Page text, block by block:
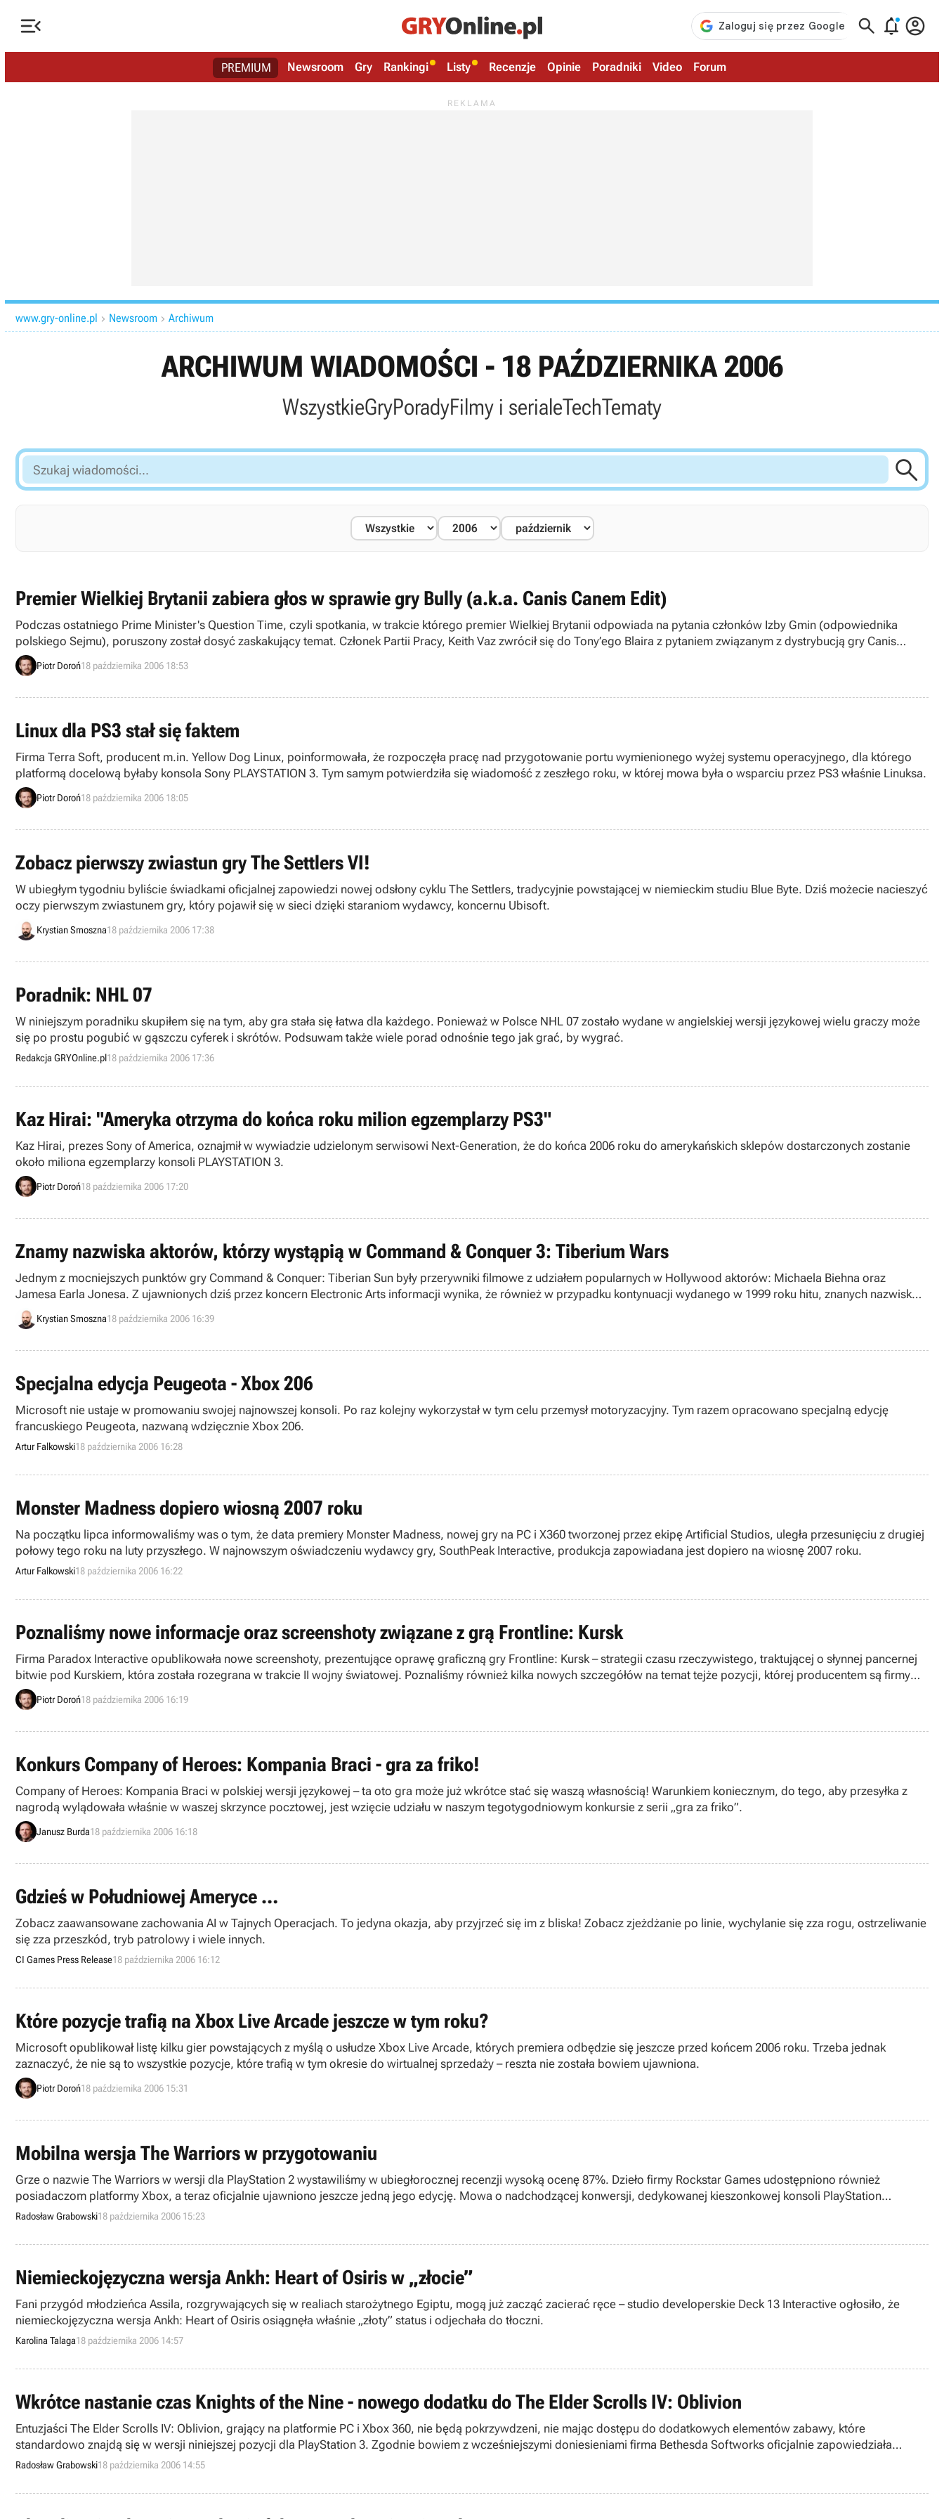
   
PREMIUM Newsroom Gry Rankingi Listy Recenzje Opinie Poradniki Video Forum
www.gry-online.pl  Newsroom  Archiwum
ARCHIWUM WIADOMOŚCI - 18 PAŹDZIERNIKA 2006
WszystkieGryPoradyFilmy i serialeTechTematy
Szukaj
wiadomości...

Premier Wielkiej Brytanii zabiera głos w sprawie gry Bully (a.k.a. Canis Canem Edit)
Podczas ostatniego Prime Minister's Question Time, czyli spotkania, w trakcie którego premier Wielkiej Brytanii odpowiada na pytania członków Izby Gmin (odpowiednika
polskiego Sejmu), poruszony został dosyć zaskakujący temat. Członek Partii Pracy, Keith Vaz zwrócił się do Tony’ego Blaira z pytaniem związanym z dystrybucją gry Canis
Canem Edit, znanej również pod tytułem Bully.
Piotr Doroń18 października 2006 18:53
Linux dla PS3 stał się faktem
Firma Terra Soft, producent m.in. Yellow Dog Linux, poinformowała, że rozpoczęła pracę nad przygotowanie portu wymienionego wyżej systemu operacyjnego, dla którego
platformą docelową byłaby konsola Sony PLAYSTATION 3. Tym samym potwierdziła się wiadomość z zeszłego roku, w której mowa była o wsparciu przez PS3 właśnie Linuksa.
Piotr Doroń18 października 2006 18:05
Zobacz pierwszy zwiastun gry The Settlers VI!
W ubiegłym tygodniu byliście świadkami oficjalnej zapowiedzi nowej odsłony cyklu The Settlers, tradycyjnie powstającej w niemieckim studiu Blue Byte. Dziś możecie nacieszyć
oczy pierwszym zwiastunem gry, który pojawił się w sieci dzięki staraniom wydawcy, koncernu Ubisoft.
Krystian Smoszna18 października 2006 17:38
Poradnik: NHL 07
W niniejszym poradniku skupiłem się na tym, aby gra stała się łatwa dla każdego. Ponieważ w Polsce NHL 07 zostało wydane w angielskiej wersji językowej wielu graczy może
się po prostu pogubić w gąszczu cyferek i skrótów. Podsuwam także wiele porad odnośnie tego jak grać, by wygrać.
Redakcja GRYOnline.pl18 października 2006 17:36
Kaz Hirai: "Ameryka otrzyma do końca roku milion egzemplarzy PS3"
Kaz Hirai, prezes Sony of America, oznajmił w wywiadzie udzielonym serwisowi Next-Generation, że do końca 2006 roku do amerykańskich sklepów dostarczonych zostanie
około miliona egzemplarzy konsoli PLAYSTATION 3.
Piotr Doroń18 października 2006 17:20
Znamy nazwiska aktorów, którzy wystąpią w Command & Conquer 3: Tiberium Wars
Jednym z mocniejszych punktów gry Command & Conquer: Tiberian Sun były przerywniki filmowe z udziałem popularnych w Hollywood aktorów: Michaela Biehna oraz
Jamesa Earla Jonesa. Z ujawnionych dziś przez koncern Electronic Arts informacji wynika, że również w przypadku kontynuacji wydanego w 1999 roku hitu, znanych nazwisk
nie zabraknie.
Krystian Smoszna18 października 2006 16:39
Specjalna edycja Peugeota - Xbox 206
Microsoft nie ustaje w promowaniu swojej najnowszej konsoli. Po raz kolejny wykorzystał w tym celu przemysł motoryzacyjny. Tym razem opracowano specjalną edycję
francuskiego Peugeota, nazwaną wdzięcznie Xbox 206.
Artur Falkowski18 października 2006 16:28
Monster Madness dopiero wiosną 2007 roku
Na początku lipca informowaliśmy was o tym, że data premiery Monster Madness, nowej gry na PC i X360 tworzonej przez ekipę Artificial Studios, uległa przesunięciu z drugiej
połowy tego roku na luty przyszłego. W najnowszym oświadczeniu wydawcy gry, SouthPeak Interactive, produkcja zapowiadana jest dopiero na wiosnę 2007 roku.
Artur Falkowski18 października 2006 16:22
Poznaliśmy nowe informacje oraz screenshoty związane z grą Frontline: Kursk
Firma Paradox Interactive opublikowała nowe screenshoty, prezentujące oprawę graficzną gry Frontline: Kursk – strategii czasu rzeczywistego, traktującej o słynnej pancernej
bitwie pod Kurskiem, która została rozegrana w trakcie II wojny światowej. Poznaliśmy również kilka nowych szczegółów na temat tejże pozycji, której producentem są firmy
Nival Interactive oraz N-Game Studios.
Piotr Doroń18 października 2006 16:19
Konkurs Company of Heroes: Kompania Braci - gra za friko!
Company of Heroes: Kompania Braci w polskiej wersji językowej – ta oto gra może już wkrótce stać się waszą własnością! Warunkiem koniecznym, do tego, aby przesyłka z
nagrodą wylądowała właśnie w waszej skrzynce pocztowej, jest wzięcie udziału w naszym tegotygodniowym konkursie z serii „gra za friko”.
Janusz Burda18 października 2006 16:18
Gdzieś w Południowej Ameryce …
Zobacz zaawansowane zachowania AI w Tajnych Operacjach. To jedyna okazja, aby przyjrzeć się im z bliska! Zobacz zjeżdżanie po linie, wychylanie się zza rogu, ostrzeliwanie
się zza przeszkód, tryb patrolowy i wiele innych.
CI Games Press Release18 października 2006 16:12
Które pozycje trafią na Xbox Live Arcade jeszcze w tym roku?
Microsoft opublikował listę kilku gier powstających z myślą o usłudze Xbox Live Arcade, których premiera odbędzie się jeszcze przed końcem 2006 roku. Trzeba jednak
zaznaczyć, że nie są to wszystkie pozycje, które trafią w tym okresie do wirtualnej sprzedaży – reszta nie została bowiem ujawniona.
Piotr Doroń18 października 2006 15:31
Mobilna wersja The Warriors w przygotowaniu
Grze o nazwie The Warriors w wersji dla PlayStation 2 wystawiliśmy w ubiegłorocznej recenzji wysoką ocenę 87%. Dzieło firmy Rockstar Games udostępniono również
posiadaczom platformy Xbox, a teraz oficjalnie ujawniono jeszcze jedną jego edycję. Mowa o nadchodzącej konwersji, dedykowanej kieszonkowej konsoli PlayStation
Portable.
Radosław Grabowski18 października 2006 15:23
Niemieckojęzyczna wersja Ankh: Heart of Osiris w „złocie”
Fani przygód młodzieńca Assila, rozgrywających się w realiach starożytnego Egiptu, mogą już zacząć zacierać ręce – studio developerskie Deck 13 Interactive ogłosiło, że
niemieckojęzyczna wersja Ankh: Heart of Osiris osiągnęła właśnie „złoty” status i odjechała do tłoczni.
Karolina Talaga18 października 2006 14:57
Wkrótce nastanie czas Knights of the Nine - nowego dodatku do The Elder Scrolls IV: Oblivion
Entuzjaści The Elder Scrolls IV: Oblivion, grający na platformie PC i Xbox 360, nie będą pokrzywdzeni, nie mając dostępu do dodatkowych elementów zabawy, które
standardowo znajdą się w wersji niniejszej pozycji dla PlayStation 3. Zgodnie bowiem z wcześniejszymi doniesieniami firma Bethesda Softworks oficjalnie zapowiedziała
rozszerzenie, noszące nazwę Knights of the Nine.
Radosław Grabowski18 października 2006 14:55